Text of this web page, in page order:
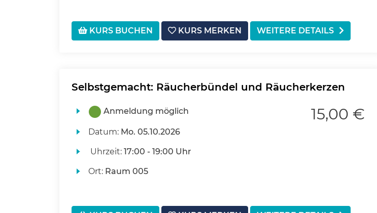
KURS BUCHEN KURS MERKEN WEITERE DETAILS
Selbstgemacht: Räucherbündel und Räucherkerzen
Anmeldung möglich
Datum: Mo. 05.10.2026
Uhrzeit: 17:00 - 19:00 Uhr
Ort: Raum 005
15,00 €